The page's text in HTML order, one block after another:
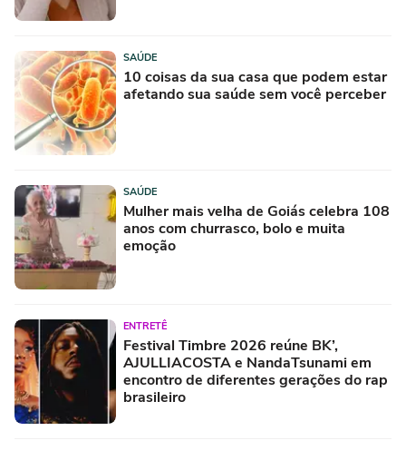
SAÚDE
10 coisas da sua casa que podem estar
afetando sua saúde sem você perceber
SAÚDE
Mulher mais velha de Goiás celebra 108
anos com churrasco, bolo e muita
emoção
ENTRETÊ
Festival Timbre 2026 reúne BK’,
AJULLIACOSTA e NandaTsunami em
encontro de diferentes gerações do rap
brasileiro